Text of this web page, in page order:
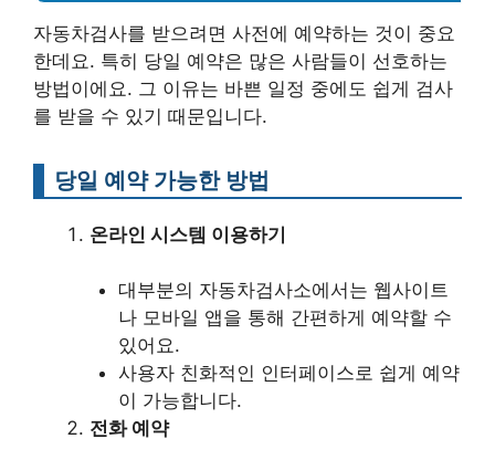
자동차검사를 받으려면 사전에 예약하는 것이 중요
한데요. 특히 당일 예약은 많은 사람들이 선호하는
방법이에요. 그 이유는 바쁜 일정 중에도 쉽게 검사
를 받을 수 있기 때문입니다.
당일 예약 가능한 방법
온라인 시스템 이용하기
대부분의 자동차검사소에서는 웹사이트
나 모바일 앱을 통해 간편하게 예약할 수
있어요.
사용자 친화적인 인터페이스로 쉽게 예약
이 가능합니다.
전화 예약